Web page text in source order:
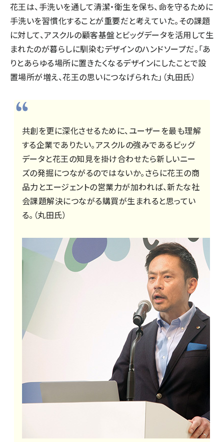
花王は、手洗いを通して清潔・衛生を保ち、命を守るために
手洗いを習慣化することが重要だと考えていた。その課題
に対して、アスクルの顧客基盤とビッグデータを活用して生
まれたのが暮らしに馴染むデザインのハンドソープだ。「あ
りとあらゆる場所に置きたくなるデザインにしたことで設
置場所が増え、花王の思いにつなげられた」（丸田氏）
共創を更に深化させるために、ユーザーを最も理解
する企業でありたい。アスクルの強みであるビッグ
データと花王の知見を掛け合わせたら新しいニー
ズの発掘につながるのではないか。さらに花王の商
品力とエージェントの営業力が加われば、新たな社
会課題解決につながる購買が生まれると思ってい
る。（丸田氏）